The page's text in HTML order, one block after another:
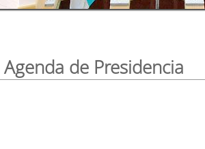
Agenda de Presidencia